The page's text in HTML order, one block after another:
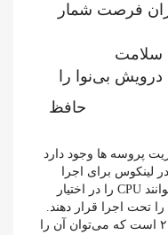
فرصت شمار
سلامت
بی‌نوا را
حافظ
پروسه ها وجود دارد
لینکوس برای اجرا
برنامه‌ها اولویت یکسانی تا برنامه‌ها بتوانند CPU را در اختیار
تحت اجرا قرار دهند.
اولویت پیش فرض برنامه ها معمولاً ۲۰ است که می‌توان آن را